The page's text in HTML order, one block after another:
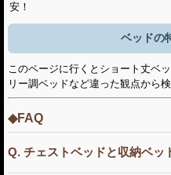
安！
ベッドの
このページに行くとショート丈ベ
リー調ベッドなど違った観点から検
◆FAQ
Q. チェストベッドと収納ベッ